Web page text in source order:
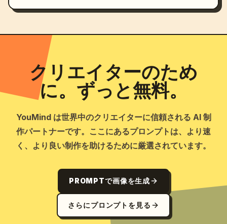
クリエイターのため
に。ずっと無料。
YouMind は世界中のクリエイターに信頼される AI 制
作パートナーです。ここにあるプロンプトは、より速
く、より良い制作を助けるために厳選されています。
PROMPTで画像を生成
さらにプロンプトを見る